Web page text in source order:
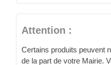
Attention :
Certains produits peuvent
de la part de votre Mairie.